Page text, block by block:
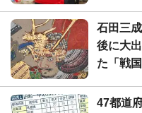
石田三
後に大
た「戦
47都道